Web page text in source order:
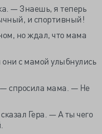
— Знаешь, я теперь
и спортивный!
но ждал, что мама
они с мамой улыбнулись
— спросила мама. — Не
Гера. — А ты чего